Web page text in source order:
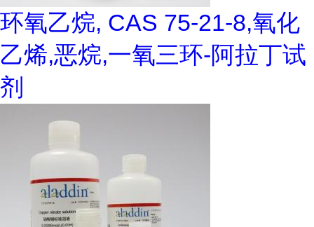
环氧乙烷, CAS 75-21-8,氧化
乙烯,恶烷,一氧三环-阿拉丁试
剂